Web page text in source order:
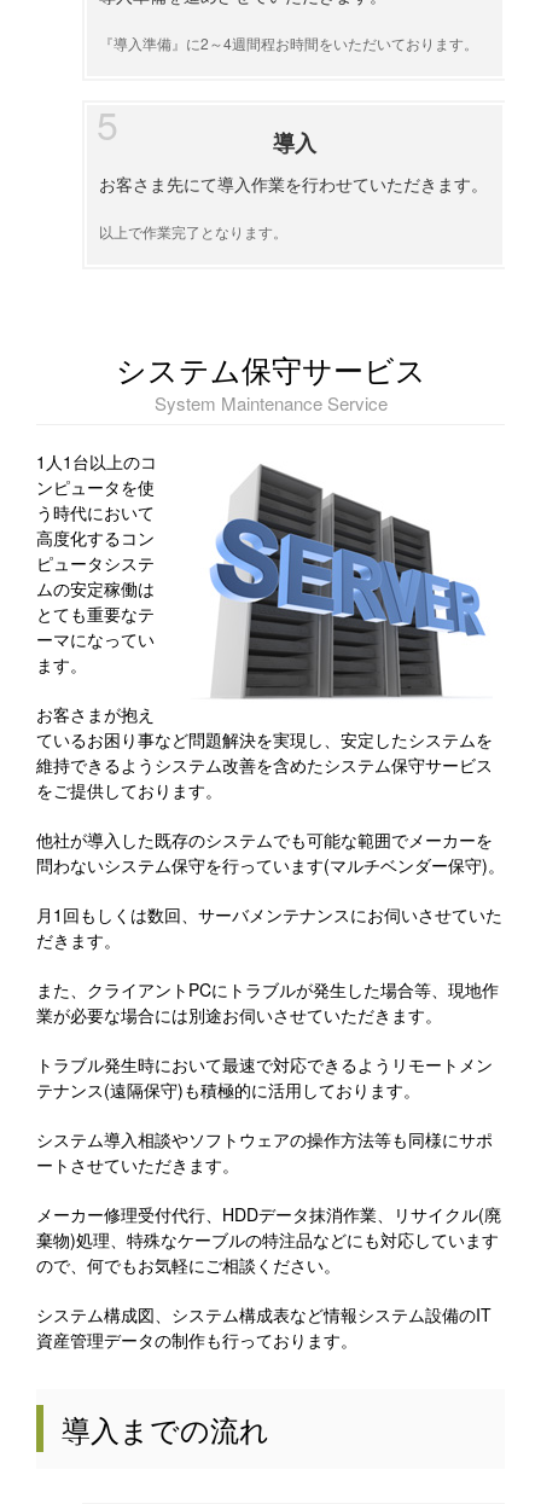
『導入準備』に2～4週間程お時間をいただいております。
導入
お客さま先にて導入作業を行わせていただきます。
以上で作業完了となります。
システム保守サービス
System Maintenance Service
1人1台以上のコ
ンピュータを使
う時代において
高度化するコン
ピュータシステ
ムの安定稼働は
とても重要なテ
ーマになってい
ます。
お客さまが抱え
ているお困り事など問題解決を実現し、安定したシステムを
維持できるようシステム改善を含めたシステム保守サービス
をご提供しております。
他社が導入した既存のシステムでも可能な範囲でメーカーを
問わないシステム保守を行っています(マルチベンダー保守)。
月1回もしくは数回、サーバメンテナンスにお伺いさせていた
だきます。
また、クライアントPCにトラブルが発生した場合等、現地作
業が必要な場合には別途お伺いさせていただきます。
トラブル発生時において最速で対応できるようリモートメン
テナンス(遠隔保守)も積極的に活用しております。
システム導入相談やソフトウェアの操作方法等も同様にサポ
ートさせていただきます。
メーカー修理受付代行、HDDデータ抹消作業、リサイクル(廃
棄物)処理、特殊なケーブルの特注品などにも対応しています
ので、何でもお気軽にご相談ください。
システム構成図、システム構成表など情報システム設備のIT
資産管理データの制作も行っております。
導入までの流れ